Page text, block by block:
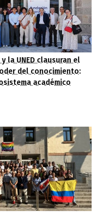
la UNED clausuran el
del conocimiento:
académico